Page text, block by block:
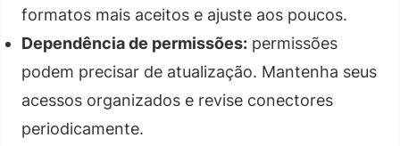
formatos mais aceitos e ajuste aos poucos.
Dependência de permissões: permissões
podem precisar de atualização. Mantenha seus
acessos organizados e revise conectores
periodicamente.